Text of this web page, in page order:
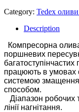
Category: Tedex
Description
Компресорна
поршневих
працюють в умовах
системою
способом.
Діапазон робочих
лінії нагнітання.